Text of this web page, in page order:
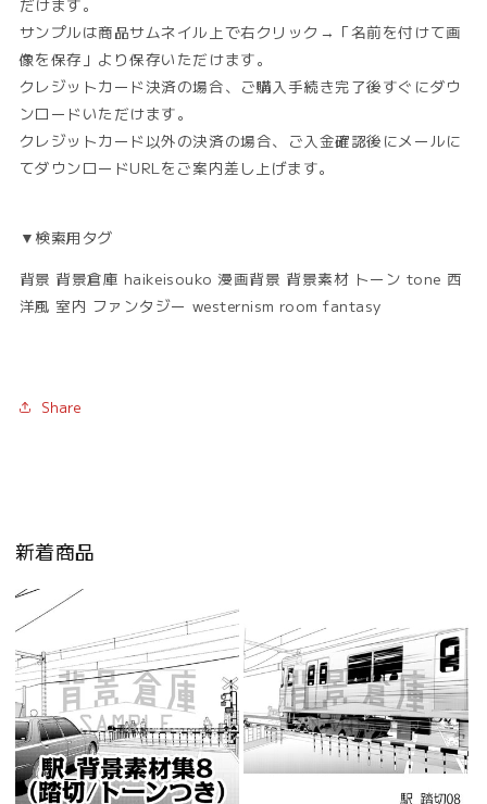
だけます。
サンプルは商品サムネイル上で右クリック→「名前を付けて画
像を保存」より保存いただけます。
クレジットカード決済の場合、ご購入手続き完了後すぐにダウ
ンロードいただけます。
クレジットカード以外の決済の場合、ご入金確認後にメールに
てダウンロードURLをご案内差し上げます。
▼検索用タグ
背景 背景倉庫 haikeisouko 漫画背景 背景素材 トーン tone 西
洋風 室内 ファンタジー westernism room fantasy
Share
新着商品